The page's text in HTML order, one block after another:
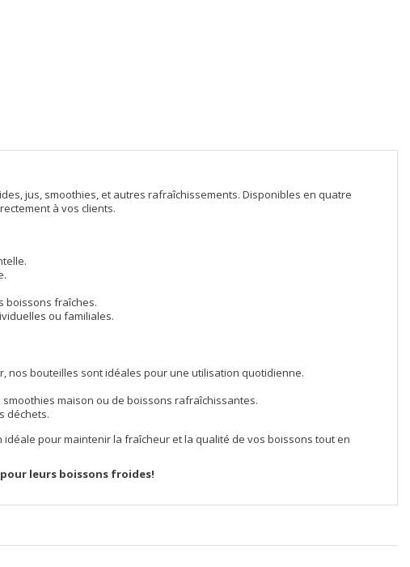
jus, smoothies, et autres rafraîchissements. Disponibles en quatre
à vos clients.
boissons fraîches.
ou familiales.
nos bouteilles sont idéales pour une utilisation quotidienne.
maison ou de boissons rafraîchissantes.
déchets.
pour maintenir la fraîcheur et la qualité de vos boissons tout en
leurs boissons froides!